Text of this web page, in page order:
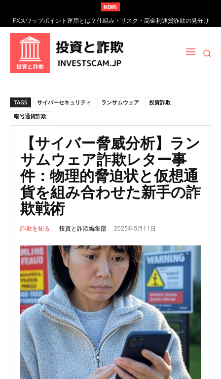
NEWS
FXスワップポイント運用とは？仕組み・リスク・高金利通貨詐欺の見分け
方
TAGS サイバーセキュリティ ランサムウェア
投資詐欺
暗号通貨詐欺
【サイバー脅威分析】ラン
サムウェア詐欺レター事
件：物理的脅迫状と仮想通
貨を組み合わせた新手の詐
欺戦術
詐欺を知る 投資と詐欺編集部 2025年5月11日